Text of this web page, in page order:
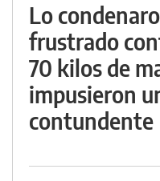
Lo
frustrado
70 kilos de
impusieron
contundente